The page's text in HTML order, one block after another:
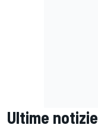
Ultime notizie